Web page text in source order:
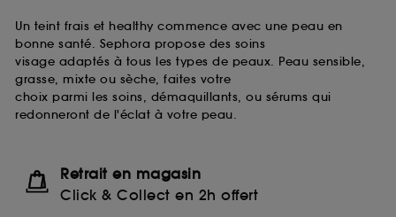
Un teint frais et healthy commence avec une peau en
bonne santé. Sephora propose des soins
visage adaptés à tous les types de peaux. Peau sensible,
grasse, mixte ou sèche, faites votre
choix parmi les soins, démaquillants, ou sérums qui
redonneront de l'éclat à votre peau.
Retrait en magasin
Click & Collect en 2h offert
collectées ou générées lors de votre activité en ligne
ou en magasin. Pour refuser tous les cookies, cliques
sur "continuer sans accepter". Voous pouvez à tout
moment choisir de retirer votrte consentement. Si vous
souhaitez obtenir plus d'information sur les cookies
utilisés, cliquezici.